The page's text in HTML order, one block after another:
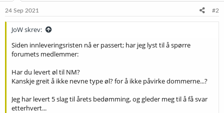
e
24 Sep 2021 #2
JoW skrev:
Siden innleveringsristen nå er passert; har jeg lyst til å spørre
forumets medlemmer:
Har du levert øl til NM?
Kanskje greit å ikke nevne type øl? for å ikke påvirke dommerne...?
Jeg har levert 5 slag til årets bedømming, og gleder meg til å få svar
etterhvert...